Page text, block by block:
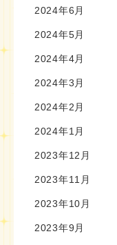
2024年6月
2024年5月
2024年4月
2024年3月
2024年2月
2024年1月
2023年12月
2023年11月
2023年10月
2023年9月